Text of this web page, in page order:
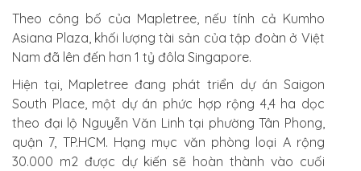
Theo công bố của Mapletree, nếu tính cả Kumho
Asiana Plaza, khối lượng tài sản của tập đoàn ở Việt
Nam đã lên đến hơn 1 tỷ đôla Singapore.
Hiện tại, Mapletree đang phát triển dự án Saigon
South Place, một dự án phức hợp rộng 4,4 ha dọc
theo đại lộ Nguyễn Văn Linh tại phường Tân Phong,
quận 7, TP.HCM. Hạng mục văn phòng loại A rộng
30.000 m2 được dự kiến sẽ hoàn thành vào cuối